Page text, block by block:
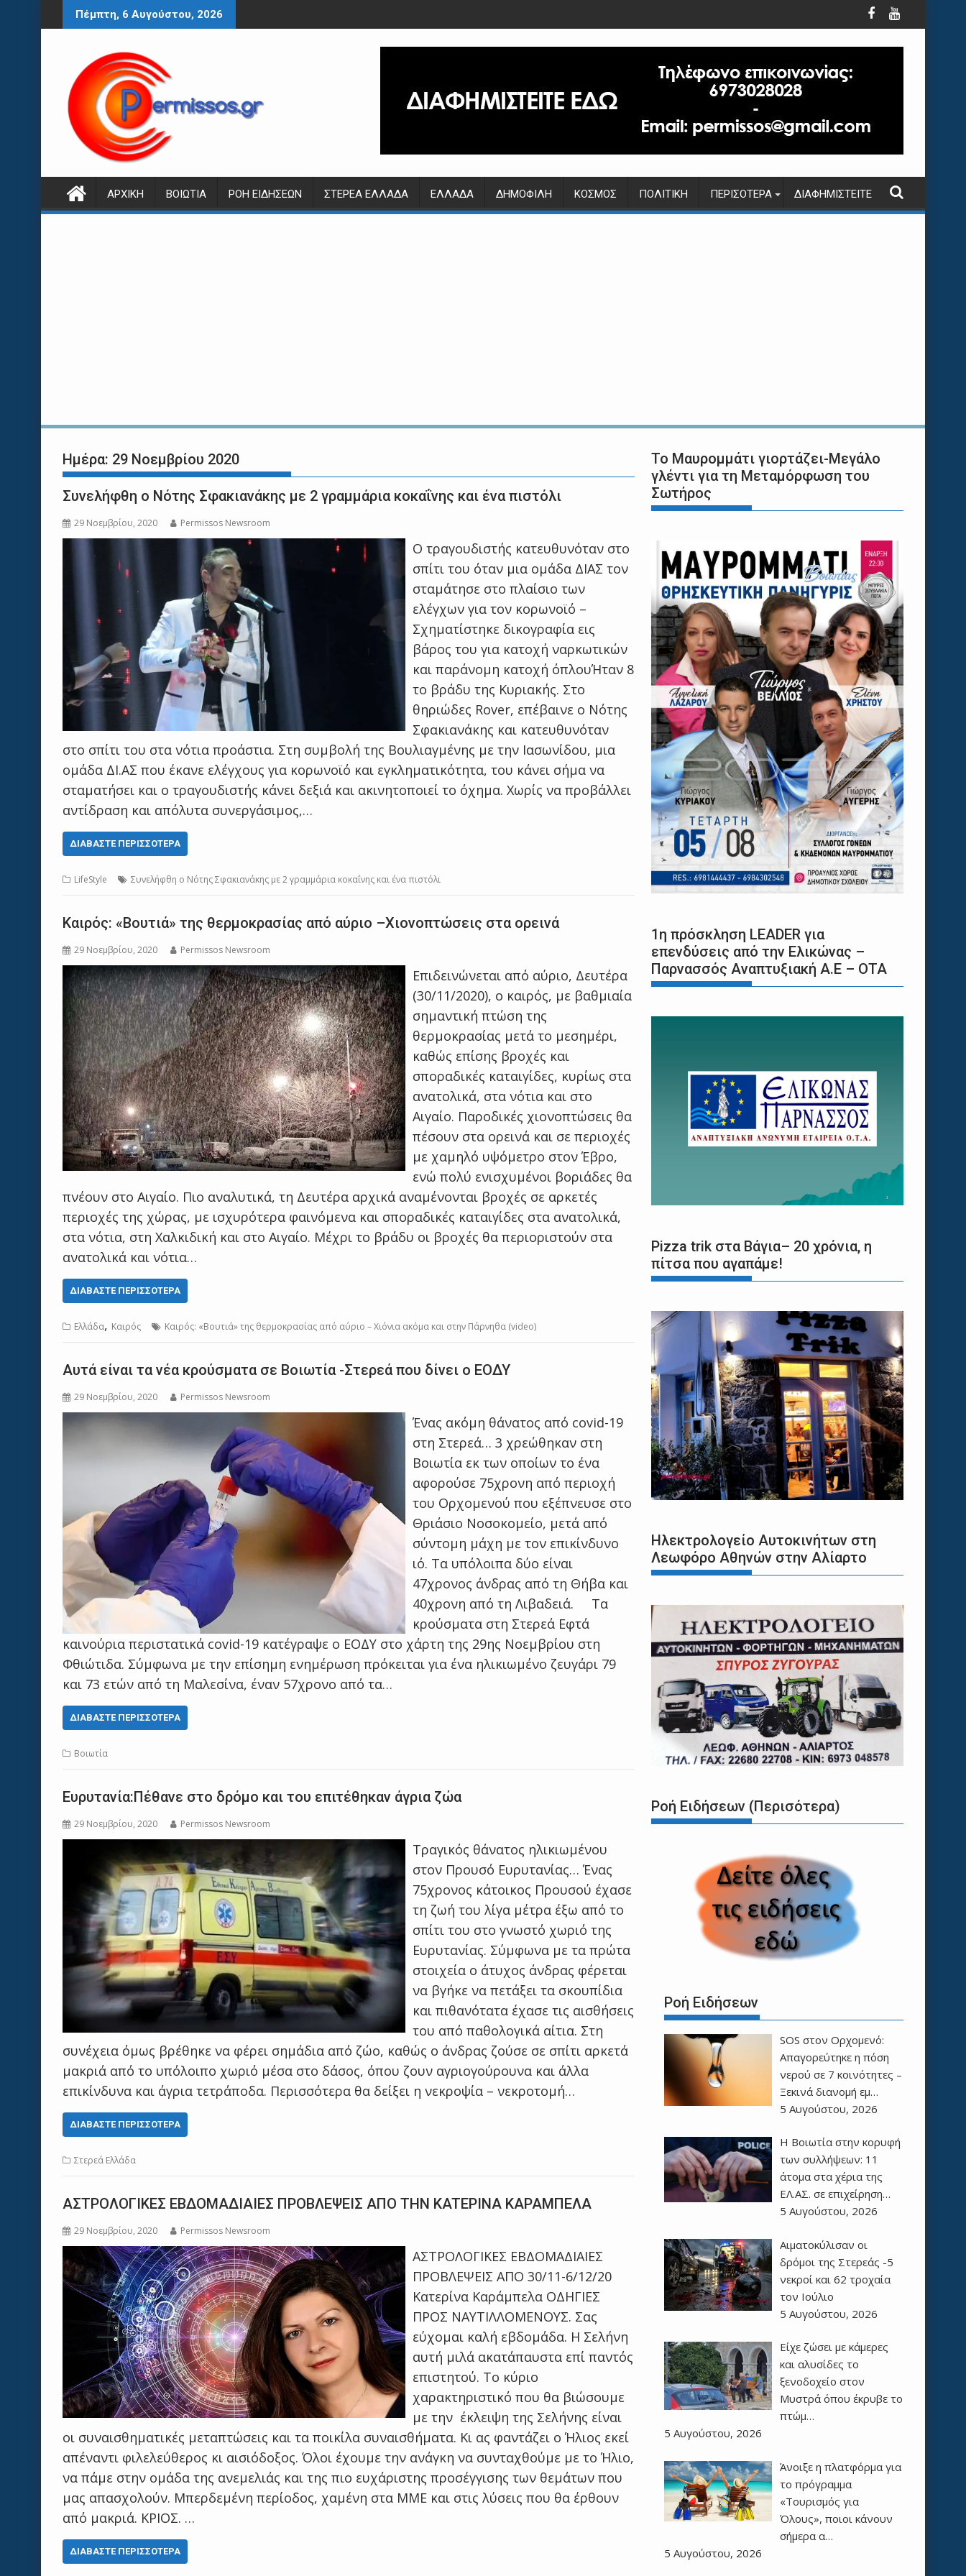
Περάστε
στο
Πέμπτη, 6 Αυγούστου, 2026
ΑΡΧΙΚΉ ΒΟΙΩΤΊΑ ΡΟΉ ΕΙΔΉΣΕΩΝ ΣΤΕΡΕΆ ΕΛΛΆΔΑ ΕΛΛΆΔΑ ΔΗΜΟΦΙΛΉ ΚΌΣΜΟΣ ΠΟΛΙΤΙΚΉ ΠΕΡΙΣΌΤΕΡΑ ΔΙΑΦΗΜΙΣΤΕΊΤΕ
Ημέρα: 29 Νοεμβρίου 2020
Συνελήφθη ο Νότης Σφακιανάκης με 2 γραμμάρια κοκαΐνης και ένα πιστόλι
29 Νοεμβρίου, 2020 Permissos Newsroom
Ο τραγουδιστής κατευθυνόταν στο
σπίτι του όταν μια ομάδα ΔΙΑΣ τον
σταμάτησε στο πλαίσιο των
ελέγχων για τον κορωνοϊό –
Σχηματίστηκε δικογραφία εις
βάρος του για κατοχή ναρκωτικών
και παράνομη κατοχή όπλουΉταν 8
το βράδυ της Κυριακής. Στο
θηριώδες Rover, επέβαινε ο Νότης
Σφακιανάκης και κατευθυνόταν
στο σπίτι του στα νότια προάστια. Στη συμβολή της Βουλιαγμένης με την Ιασωνίδου, μια
ομάδα ΔΙ.ΑΣ που έκανε ελέγχους για κορωνοϊό και εγκληματικότητα, του κάνει σήμα να
σταματήσει και ο τραγουδιστής κάνει δεξιά και ακινητοποιεί το όχημα. Χωρίς να προβάλλει
αντίδραση και απόλυτα συνεργάσιμος,…
ΔΙΑΒΆΣΤΕ ΠΕΡΙΣΣΌΤΕΡΑ
LifeStyle Συνελήφθη ο Νότης Σφακιανάκης με 2 γραμμάρια κοκαΐνης και ένα πιστόλι
Καιρός: «Βουτιά» της θερμοκρασίας από αύριο –Χιονοπτώσεις στα ορεινά
29 Νοεμβρίου, 2020 Permissos Newsroom
Επιδεινώνεται από αύριο, Δευτέρα
(30/11/2020), ο καιρός, με βαθμιαία
σημαντική πτώση της
θερμοκρασίας μετά το μεσημέρι,
καθώς επίσης βροχές και
σποραδικές καταιγίδες, κυρίως στα
ανατολικά, στα νότια και στο
Αιγαίο. Παροδικές χιονοπτώσεις θα
πέσουν στα ορεινά και σε περιοχές
με χαμηλό υψόμετρο στον Έβρο,
ενώ πολύ ενισχυμένοι βοριάδες θα
πνέουν στο Αιγαίο. Πιο αναλυτικά, τη Δευτέρα αρχικά αναμένονται βροχές σε αρκετές
περιοχές της χώρας, με ισχυρότερα φαινόμενα και σποραδικές καταιγίδες στα ανατολικά,
στα νότια, στη Χαλκιδική και στο Αιγαίο. Μέχρι το βράδυ οι βροχές θα περιοριστούν στα
ανατολικά και νότια…
ΔΙΑΒΆΣΤΕ ΠΕΡΙΣΣΌΤΕΡΑ
Ελλάδα, Καιρός Καιρός: «Βουτιά» της θερμοκρασίας από αύριο – Χιόνια ακόμα και στην Πάρνηθα (video)
Αυτά είναι τα νέα κρούσματα σε Βοιωτία -Στερεά που δίνει ο ΕΟΔΥ
29 Νοεμβρίου, 2020 Permissos Newsroom
Ένας ακόμη θάνατος από covid-19
στη Στερεά… 3 χρεώθηκαν στη
Βοιωτία εκ των οποίων το ένα
αφορούσε 75χρονη από περιοχή
του Ορχομενού που εξέπνευσε στο
Θριάσιο Νοσοκομείο, μετά από
σύντομη μάχη με τον επικίνδυνο
ιό. Τα υπόλοιπα δύο είναι
47χρονος άνδρας από τη Θήβα και
40χρονη από τη Λιβαδειά. Τα
κρούσματα στη Στερεά Εφτά
καινούρια περιστατικά covid-19 κατέγραψε ο ΕΟΔΥ στο χάρτη της 29ης Νοεμβρίου στη
Φθιώτιδα. Σύμφωνα με την επίσημη ενημέρωση πρόκειται για ένα ηλικιωμένο ζευγάρι 79
και 73 ετών από τη Μαλεσίνα, έναν 57χρονο από τα…
ΔΙΑΒΆΣΤΕ ΠΕΡΙΣΣΌΤΕΡΑ
Βοιωτία
Eυρυτανία:Πέθανε στο δρόμο και του επιτέθηκαν άγρια ζώα
29 Νοεμβρίου, 2020 Permissos Newsroom
Τραγικός θάνατος ηλικιωμένου
στον Προυσό Ευρυτανίας… Ένας
75χρονος κάτοικος Προυσού έχασε
τη ζωή του λίγα μέτρα έξω από το
σπίτι του στο γνωστό χωριό της
Ευρυτανίας. Σύμφωνα με τα πρώτα
στοιχεία ο άτυχος άνδρας φέρεται
να βγήκε να πετάξει τα σκουπίδια
και πιθανότατα έχασε τις αισθήσεις
του από παθολογικά αίτια. Στη
συνέχεια όμως βρέθηκε να φέρει σημάδια από ζώο, καθώς ο άνδρας ζούσε σε σπίτι αρκετά
μακριά από το υπόλοιπο χωριό μέσα στο δάσος, όπου ζουν αγριογούρουνα και άλλα
επικίνδυνα και άγρια τετράποδα. Περισσότερα θα δείξει η νεκροψία – νεκροτομή…
ΔΙΑΒΆΣΤΕ ΠΕΡΙΣΣΌΤΕΡΑ
Στερεά Ελλάδα
ΑΣΤΡΟΛΟΓΙΚΕΣ ΕΒΔΟΜΑΔΙΑΙΕΣ ΠΡΟΒΛΕΨΕΙΣ ΑΠΟ THN KATEΡΙΝΑ ΚΑΡΑΜΠΕΛΑ
29 Νοεμβρίου, 2020 Permissos Newsroom
ΑΣΤΡΟΛΟΓΙΚΕΣ ΕΒΔΟΜΑΔΙΑΙΕΣ
ΠΡΟΒΛΕΨΕΙΣ ΑΠΟ 30/11-6/12/20
Κατερίνα Καράμπελα ΟΔΗΓΙΕΣ
ΠΡΟΣ ΝΑΥΤΙΛΛΟΜΕΝΟΥΣ. Σας
εύχομαι καλή εβδομάδα. Η Σελήνη
αυτή μιλά ακατάπαυστα επί παντός
επιστητού. Το κύριο
χαρακτηριστικό που θα βιώσουμε
με την έκλειψη της Σελήνης είναι
οι συναισθηματικές μεταπτώσεις και τα ποικίλα συναισθήματα. Κι ας φαντάζει ο Ήλιος εκεί
απέναντι φιλελεύθερος κι αισιόδοξος. Όλοι έχουμε την ανάγκη να συνταχθούμε με το Ήλιο,
να πάμε στην ομάδα της ανεμελιάς και της πιο ευχάριστης προσέγγισης των θεμάτων που
μας απασχολούν. Μπερδεμένη περίοδος, χαμένη στα ΜΜΕ και στις λύσεις που θα έρθουν
από μακριά. ΚΡΙΟΣ. …
ΔΙΑΒΆΣΤΕ ΠΕΡΙΣΣΌΤΕΡΑ
Το Μαυρομμάτι γιορτάζει-Μεγάλο
γλέντι για τη Μεταμόρφωση του
Σωτήρος
1η πρόσκληση LEADER για
επενδύσεις από την Ελικώνας –
Παρνασσός Αναπτυξιακή Α.Ε – ΟΤΑ
Pizza trik στα Βάγια– 20 χρόνια, η
πίτσα που αγαπάμε!
Ηλεκτρολογείο Αυτοκινήτων στη
Λεωφόρο Αθηνών στην Αλίαρτο
Ροή Ειδήσεων (Περισότερα)
Ροή Ειδήσεων
SOS στον Ορχομενό:
Απαγορεύτηκε η πόση
νερού σε 7 κοινότητες –
Ξεκινά διανομή εμ…
5 Αυγούστου, 2026
Η Βοιωτία στην κορυφή
των συλλήψεων: 11
άτομα στα χέρια της
ΕΛ.ΑΣ. σε επιχείρηση…
5 Αυγούστου, 2026
Αιματοκύλισαν οι
δρόμοι της Στερεάς -5
νεκροί και 62 τροχαία
τον Ιούλιο
5 Αυγούστου, 2026
Είχε ζώσει με κάμερες
και αλυσίδες το
ξενοδοχείο στον
Μυστρά όπου έκρυβε το
πτώμ…
5 Αυγούστου, 2026
Άνοιξε η πλατφόρμα για
το πρόγραμμα
«Τουρισμός για
Όλους», ποιοι κάνουν
σήμερα α…
5 Αυγούστου, 2026